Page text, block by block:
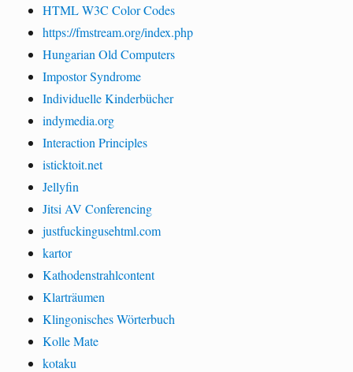
HTML W3C Color Codes
https://fmstream.org/index.php
Hungarian Old Computers
Impostor Syndrome
Individuelle Kinderbücher
indymedia.org
Interaction Principles
isticktoit.net
Jellyfin
Jitsi AV Conferencing
justfuckingusehtml.com
kartor
Kathodenstrahlcontent
Klarträumen
Klingonisches Wörterbuch
Kolle Mate
kotaku